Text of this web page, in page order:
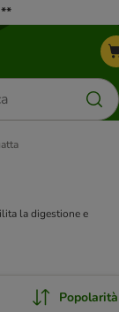
la digestione e
Popolarità